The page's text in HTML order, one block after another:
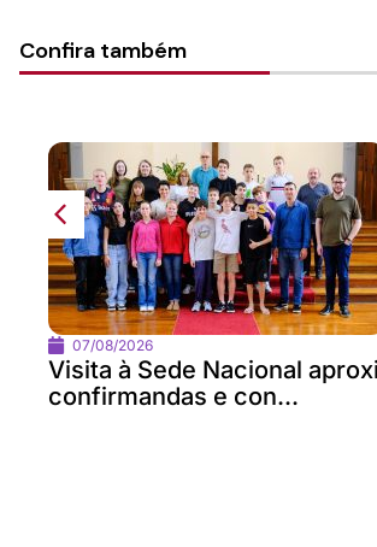
Confira também
07/08/2026
Visita à Sede Nacional
confirmandas e con...